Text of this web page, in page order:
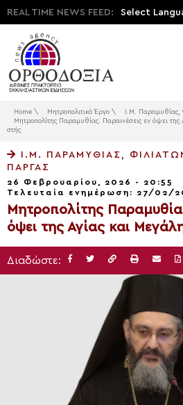
REAL TIME NEWS FEED: Select
Home \ Μητροπολιτικό Έργο \ Ι.Μ. Παραμυθίας,
Μητροπολίτης Παραμυθίας: Παραινέσεις εν όψει
στής
Ι.Μ. ΠΑΡΑΜΥΘΊΑΣ,
ΠΆΡΓΑΣ
26 Φεβρουαρίου, 2026 - 20:55
Τελευταία ενημέρωση: 27/02/
Μητροπολίτης
όψει της Αγίας και
Διαδώστε: